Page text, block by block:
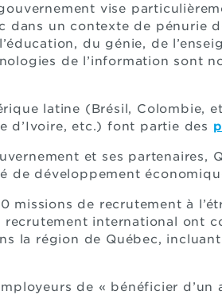
vise
dans un contexte de pénurie
du génie, de
de l’information sont
latine (Brésil, Colombie,
d’Ivoire, etc.) font partie des
et ses partenaires,
de développement
missions de recrutement à
international ont
la région de Québec,
de « bénéficier d’un